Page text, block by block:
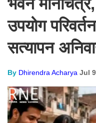
भवन
उपयोग
सत्यापन
By Dhirendra Acharya Jul